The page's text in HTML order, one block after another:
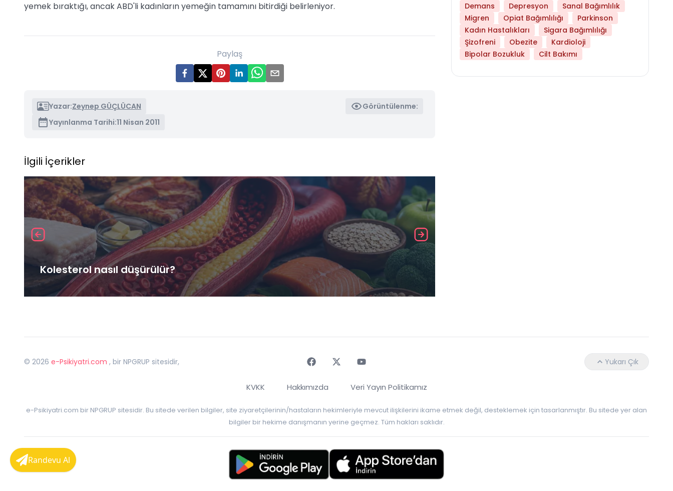
yemek bıraktığı, ancak ABD'li kadınların yemeğin tamamını bitirdiği belirleniyor.
Paylaş
Yazar:Zeynep GÜÇLÜCAN
Görüntülenme:
Yayınlanma Tarihi:11 Nisan 2011
İlgili İçerikler
Kolesterol nasıl düşürülür?
Demans
Depresyon
Sanal Bağımlılık
Migren
Opiat Bağımlılığı
Parkinson
Kadın Hastalıkları
Sigara Bağımlılığı
Şizofreni
Obezite
Kardioloji
Bipolar Bozukluk
Cilt Bakımı
© 2026 e-Psikiyatri.com , bir NPGRUP sitesidir, Yukarı Çık
KVKK Hakkımızda Veri Yayın Politikamız
e-Psikiyatri.com bir NPGRUP sitesidir. Bu sitede verilen bilgiler, site ziyaretçilerinin/hastaların hekimleriyle mevcut ilişkilerini ikame etmek değil, desteklemek için tasarlanmıştır. Bu sitede yer alan
bilgiler bir hekime danışmanın yerine geçmez. Tüm hakları saklıdır.
Randevu Al